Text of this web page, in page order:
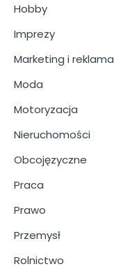
Hobby
Imprezy
Marketing i reklama
Moda
Motoryzacja
Nieruchomości
Obcojęzyczne
Praca
Prawo
Przemysł
Rolnictwo